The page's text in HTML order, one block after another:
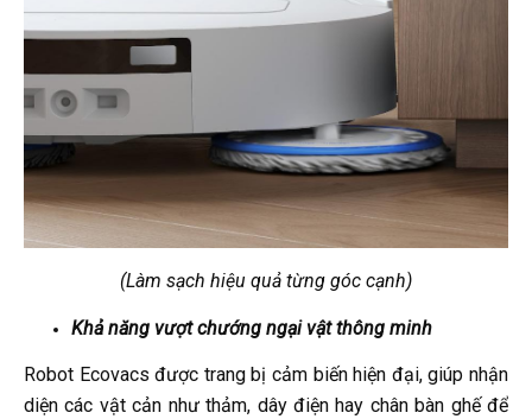
(Làm sạch hiệu quả từng góc cạnh)
Khả năng vượt chướng ngại vật thông minh
Robot Ecovacs được trang bị cảm biến hiện đại, giúp nhận
diện các vật cản như thảm, dây điện hay chân bàn ghế để